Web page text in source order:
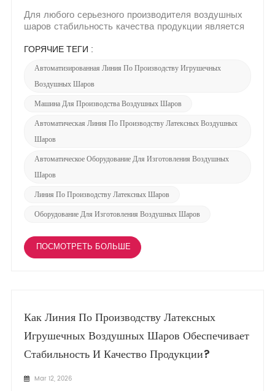
Для любого серьезного производителя воздушных
шаров стабильность качества продукции является
Несоответствие размеров, слабые места или
изменчивость цветов могут привести к
недовольству клиентов и подрыву доверия. Именно
здесь ручные процессы неизбежно дают сбой...
ГОРЯЧИЕ ТЕГИ :
Автоматизированная Линия По Производству Игрушечных
Воздушных Шаров
Машина Для Производства Воздушных Шаров
Автоматическая Линия По Производству Латексных Воздушных
Шаров
Автоматическое Оборудование Для Изготовления Воздушных
Шаров
Линия По Производству Латексных Шаров
Оборудование Для Изготовления Воздушных Шаров
ПОСМОТРЕТЬ БОЛЬШЕ
Как Линия По Производству Латексных
Игрушечных Воздушных Шаров Обеспечивает
Стабильность И Качество Продукции?
Mar 12, 2026